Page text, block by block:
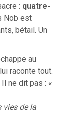
: quatre-
Nob est
bétail. Un
au
raconte tout.
ne dit pas : «
vies de la